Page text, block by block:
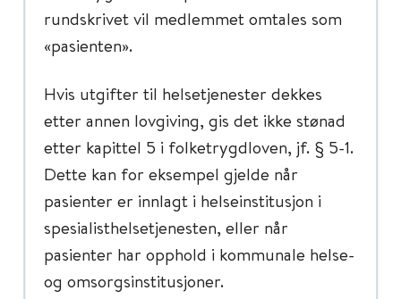
rundskrivet vil medlemmet omtales som
«pasienten».
Hvis utgifter til helsetjenester dekkes
etter annen lovgiving, gis det ikke stønad
etter kapittel 5 i folketrygdloven, jf. § 5-1.
Dette kan for eksempel gjelde når
pasienter er innlagt i helseinstitusjon i
spesialisthelsetjenesten, eller når
pasienter har opphold i kommunale helse-
og omsorgsinstitusjoner.